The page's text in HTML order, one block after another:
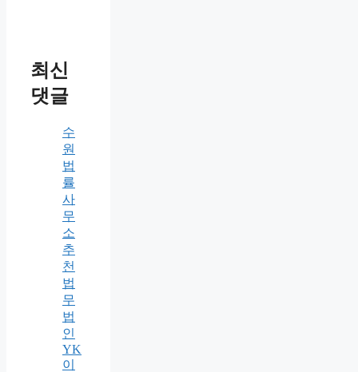
최신
댓글
수
원
법
률
사
무
소
추
천
법
무
법
인
YK
이